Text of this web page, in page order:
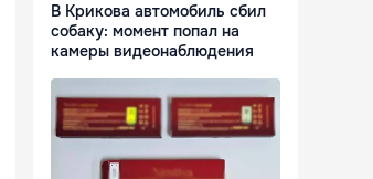
В Крикова автомобиль сбил
собаку: момент попал на
камеры видеонаблюдения